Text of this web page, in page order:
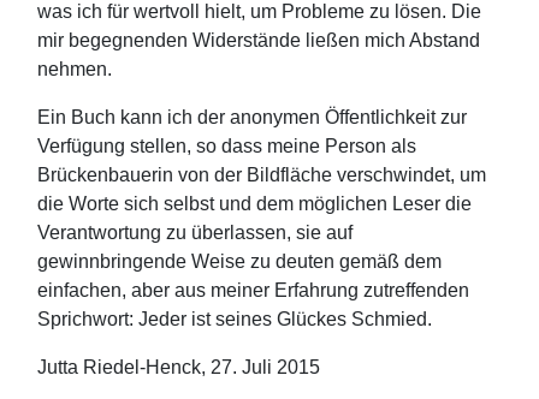
was ich für wertvoll hielt, um Probleme zu lösen. Die
mir begegnenden Widerstände ließen mich Abstand
nehmen.
Ein Buch kann ich der anonymen Öffentlichkeit zur
Verfügung stellen, so dass meine Person als
Brückenbauerin von der Bildfläche verschwindet, um
die Worte sich selbst und dem möglichen Leser die
Verantwortung zu überlassen, sie auf
gewinnbringende Weise zu deuten gemäß dem
einfachen, aber aus meiner Erfahrung zutreffenden
Sprichwort: Jeder ist seines Glückes Schmied.
Jutta Riedel-Henck, 27. Juli 2015